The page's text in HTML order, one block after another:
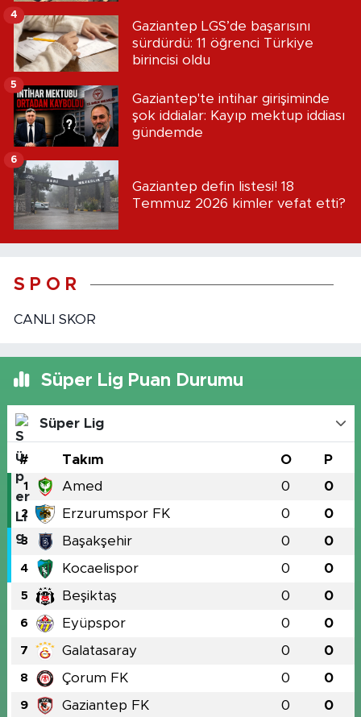
Gaziantep LGS’de başarısını
sürdürdü: 11 öğrenci Türkiye
birincisi oldu
4
Gaziantep'te intihar girişiminde
şok iddialar: Kayıp mektup iddiası
gündemde
5
Gaziantep defin listesi! 18
Temmuz 2026 kimler vefat etti?
6
S P O R
CANLI SKOR
Süper Lig Puan Durumu
Süper Lig
# Takım O P
1 Amed 0 0
2 Erzurumspor FK 0 0
3 Başakşehir 0 0
4 Kocaelispor 0 0
5 Beşiktaş 0 0
6 Eyüpspor 0 0
7 Galatasaray 0 0
8 Çorum FK 0 0
9 Gaziantep FK 0 0